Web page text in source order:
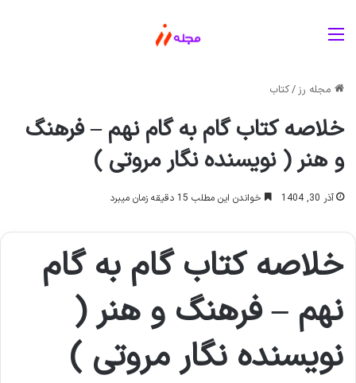
مجله رز/کتاب
خلاصه کتاب گام به گام نهم – فرهنگ
و هنر ( نویسنده نگار مروتی )
آذر 30, 1404 خواندن این مطلب 15 دقیقه زمان میبرد
خلاصه کتاب گام به گام
نهم – فرهنگ و هنر (
نویسنده نگار مروتی )